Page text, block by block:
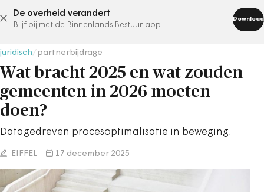
De overheid verandert
Blijf bij met de Binnenlands Bestuur app
Download
abonneer nu
juridisch partnerbijdrage
Wat bracht 2025 en wat zouden
gemeenten in 2026 moeten
doen?
Datagedreven procesoptimalisatie in beweging.
EIFFEL 17 december 2025